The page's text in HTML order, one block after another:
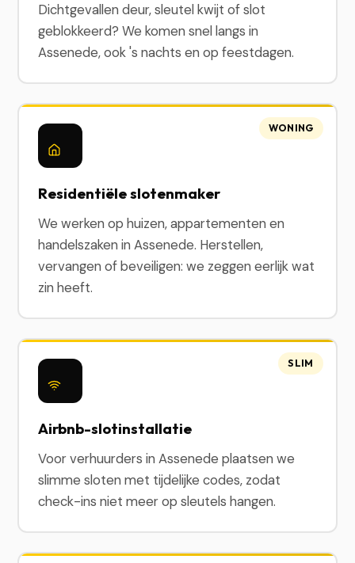
Dichtgevallen deur, sleutel kwijt of slot
geblokkeerd? We komen snel langs in
Assenede, ook 's nachts en op feestdagen.
Residentiële slotenmaker
We werken op huizen, appartementen en
handelszaken in Assenede. Herstellen,
vervangen of beveiligen: we zeggen eerlijk wat
zin heeft.
WONING
Airbnb-slotinstallatie
Voor verhuurders in Assenede plaatsen we
slimme sloten met tijdelijke codes, zodat
check-ins niet meer op sleutels hangen.
SLIM